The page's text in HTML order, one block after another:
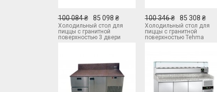
100 084 ₴ 85 098 ₴
Холодильный стол для
пиццы с гранитной
поверхностью 3 двери
100 346 ₴ 85 308 ₴
Холодильный стол для
пиццы с гранитной
поверхностью Tehma